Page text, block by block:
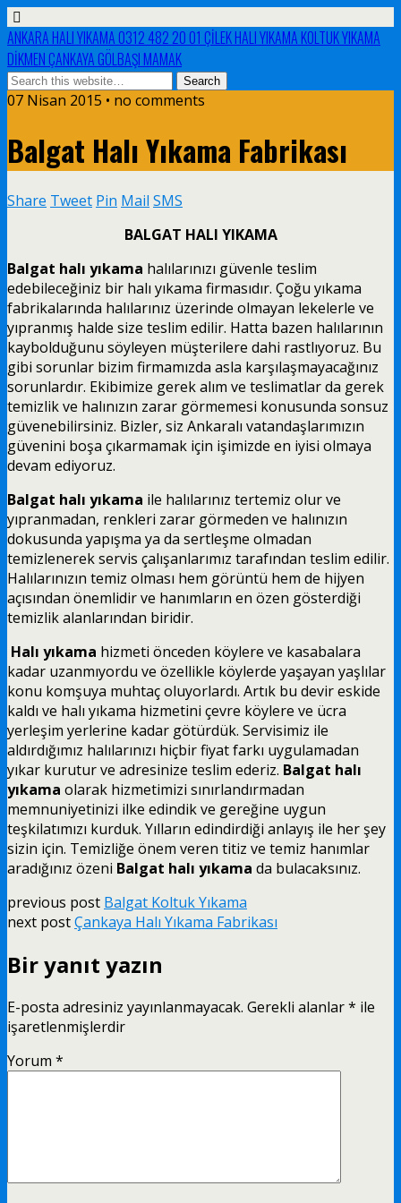
ANKARA HALI YIKAMA 0312 482 20 01 ÇİLEK HALI YIKAMA KOLTUK YIKAMA
DİKMEN ÇANKAYA GÖLBAŞI MAMAK
07 Nisan 2015 • no comments
Balgat Halı Yıkama Fabrikası
Share Tweet Pin Mail SMS
BALGAT HALI YIKAMA
Balgat halı yıkama halılarınızı güvenle teslim
edebileceğiniz bir halı yıkama firmasıdır. Çoğu yıkama
fabrikalarında halılarınız üzerinde olmayan lekelerle ve
yıpranmış halde size teslim edilir. Hatta bazen halılarının
kaybolduğunu söyleyen müşterilere dahi rastlıyoruz. Bu
gibi sorunlar bizim firmamızda asla karşılaşmayacağınız
sorunlardır. Ekibimize gerek alım ve teslimatlar da gerek
temizlik ve halınızın zarar görmemesi konusunda sonsuz
güvenebilirsiniz. Bizler, siz Ankaralı vatandaşlarımızın
güvenini boşa çıkarmamak için işimizde en iyisi olmaya
devam ediyoruz.
Balgat halı yıkama ile halılarınız tertemiz olur ve
yıpranmadan, renkleri zarar görmeden ve halınızın
dokusunda yapışma ya da sertleşme olmadan
temizlenerek servis çalışanlarımız tarafından teslim edilir.
Halılarınızın temiz olması hem görüntü hem de hijyen
açısından önemlidir ve hanımların en özen gösterdiği
temizlik alanlarından biridir.
Halı yıkama hizmeti önceden köylere ve kasabalara
kadar uzanmıyordu ve özellikle köylerde yaşayan yaşlılar
konu komşuya muhtaç oluyorlardı. Artık bu devir eskide
kaldı ve halı yıkama hizmetini çevre köylere ve ücra
yerleşim yerlerine kadar götürdük. Servisimiz ile
aldırdığımız halılarınızı hiçbir fiyat farkı uygulamadan
yıkar kurutur ve adresinize teslim ederiz. Balgat halı
yıkama olarak hizmetimizi sınırlandırmadan
memnuniyetinizi ilke edindik ve gereğine uygun
teşkilatımızı kurduk. Yılların edindirdiği anlayış ile her şey
sizin için. Temizliğe önem veren titiz ve temiz hanımlar
aradığınız özeni Balgat halı yıkama da bulacaksınız.
previous post Balgat Koltuk Yıkama
next postÇankaya Halı Yıkama Fabrikası
Bir yanıt yazın
E-posta adresiniz yayınlanmayacak. Gerekli alanlar* ile
işaretlenmişlerdir
Yorum *